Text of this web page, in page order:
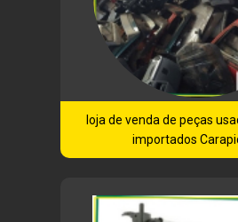
loja de venda de peças
importados